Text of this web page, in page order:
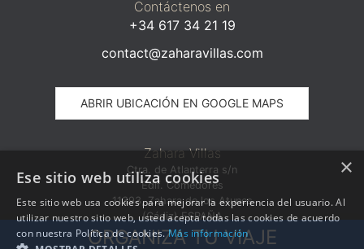
ORGANIZA TU VIAJE
Contáctenos en
+34 617 34 21 19
contact@zaharavillas.com
ABRIR UBICACIÓN EN GOOGLE MAPS
Zahara Villas
Ctra. de Atlanterra s/n
Edif. Comedores
11393, Zahara de los Atunes
(Cádiz) ESPAÑA
×
Ese sitio web utiliza cookies
Este sitio web usa cookies para mejorar la experiencia del usuario. Al
utilizar nuestro sitio web, usted acepta todas las cookies de acuerdo
con nuestra Política de cookies.Más información